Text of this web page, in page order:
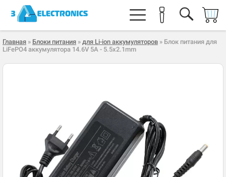
Главная » Блоки питания » для Li-ion аккумуляторов » Блок питания для
LiFePO4 аккумулятора 14.6V 5A - 5.5x2.1mm